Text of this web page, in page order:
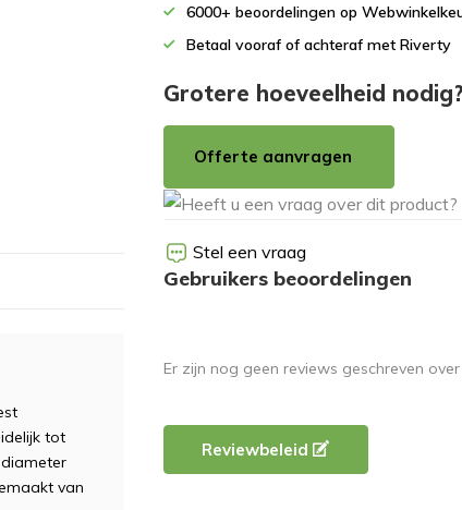
6000+ beoordelingen op
Betaal vooraf of achteraf met Riverty
Grotere hoeveelheid nodig?
Offerte aanvragen
Stel een vraag
tot
van
Gebruikers beoordelingen
Er zijn nog geen reviews geschreven
Reviewbeleid